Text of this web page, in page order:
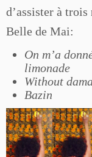
d’assister à
Belle de Mai:
On m’a
limonade
Without
Bazin